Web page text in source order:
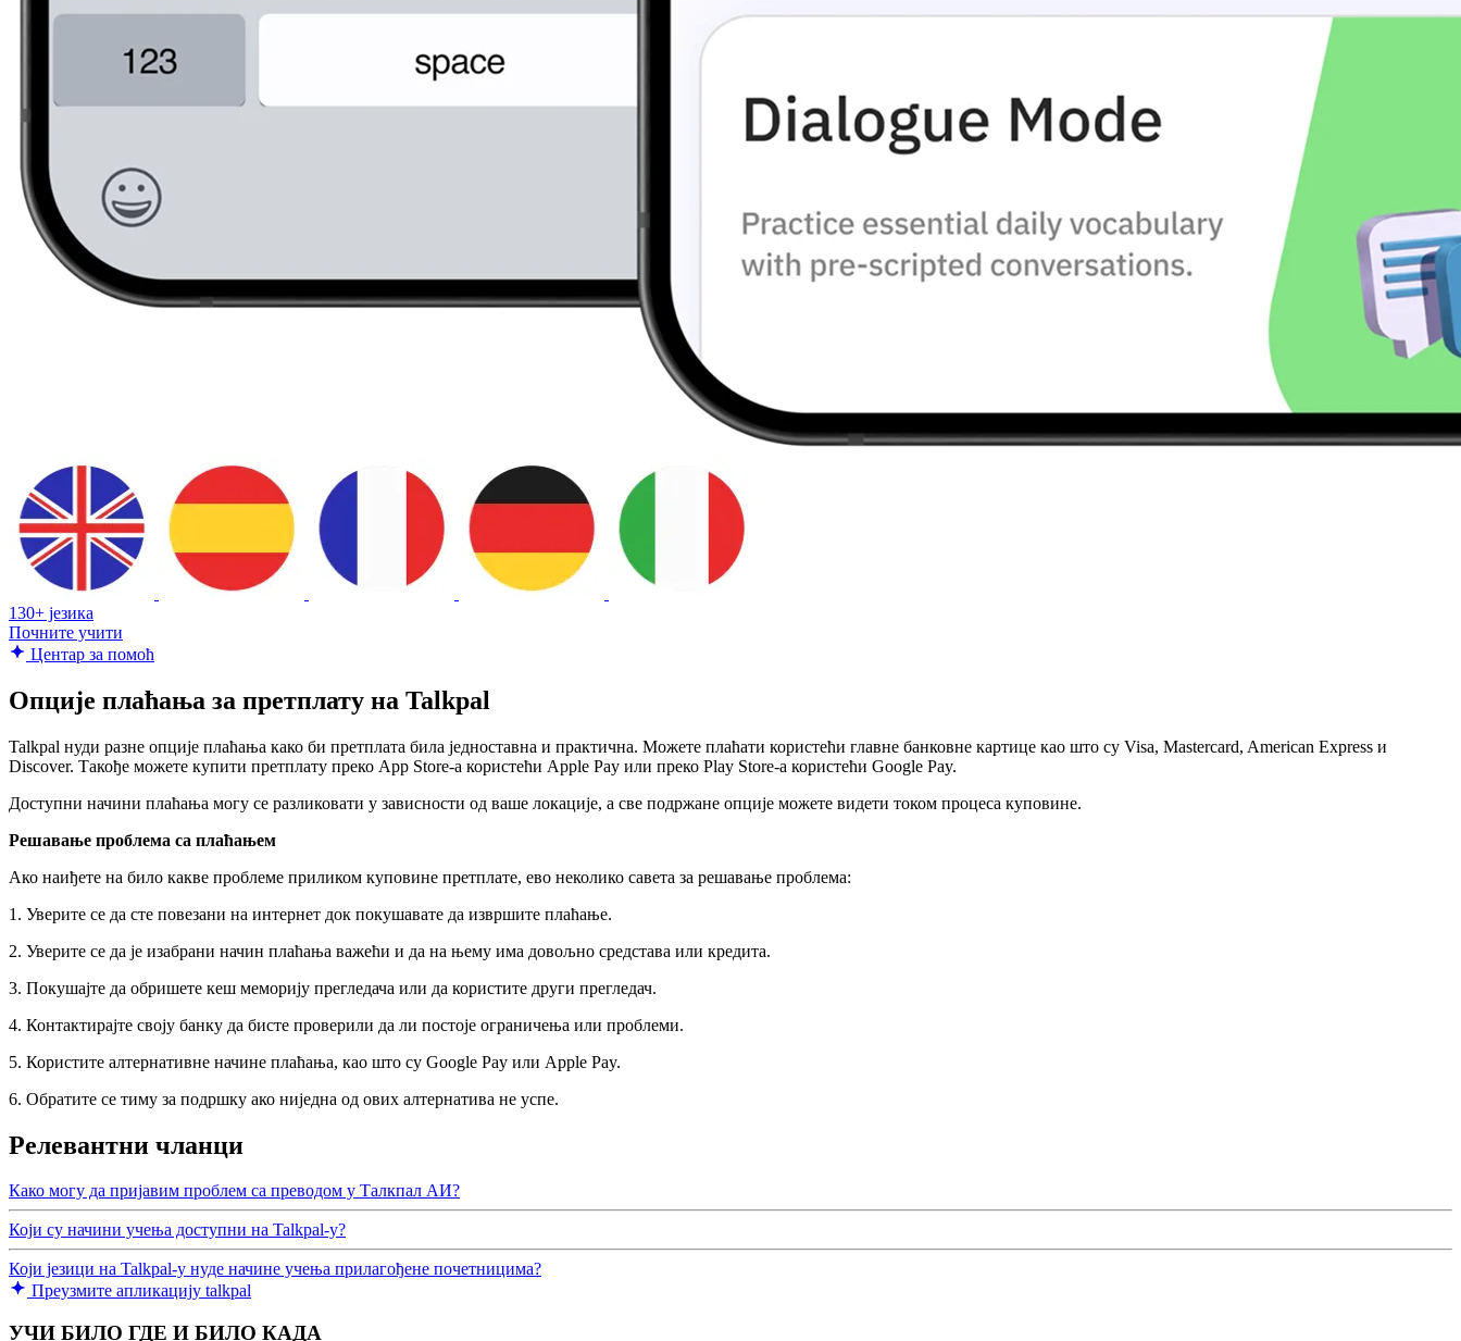
130+ језика
Почните учити
Центар за помоћ
Опције плаћања за претплату на Talkpal
Talkpal нуди разне опције плаћања како би претплата била једноставна и практична. Можете плаћати користећи главне банковне картице као што су Visa, Mastercard, American Express и
Discover. Такође можете купити претплату преко App Store-а користећи Apple Pay или преко Play Store-а користећи Google Pay.
Доступни начини плаћања могу се разликовати у зависности од ваше локације, а све подржане опције можете видети током процеса куповине.
Решавање проблема са плаћањем
Ако наиђете на било какве проблеме приликом куповине претплате, ево неколико савета за решавање проблема:
1. Уверите се да сте повезани на интернет док покушавате да извршите плаћање.
2. Уверите се да је изабрани начин плаћања важећи и да на њему има довољно средстава или кредита.
3. Покушајте да обришете кеш меморију прегледача или да користите други прегледач.
4. Контактирајте своју банку да бисте проверили да ли постоје ограничења или проблеми.
5. Користите алтернативне начине плаћања, као што су Google Pay или Apple Pay.
6. Обратите се тиму за подршку ако ниједна од ових алтернатива не успе.
Релевантни чланци
Како могу да пријавим проблем са преводом у Талкпал АИ?
Који су начини учења доступни на Talkpal-у?
Који језици на Talkpal-у нуде начине учења прилагођене почетницима?
Преузмите апликацију talkpal
УЧИ БИЛО ГДЕ И БИЛО КАДА